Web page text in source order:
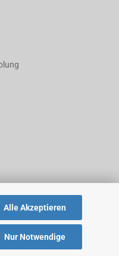
Alle Akzeptieren
Nur Notwendige